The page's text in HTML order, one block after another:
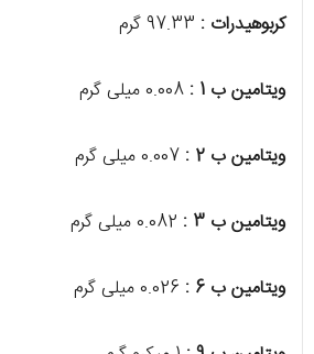
کربوهیدرات :
ویتامین ب 1 :
ویتامین ب 2 :
ویتامین ب 3 :
ویتامین ب 6 :